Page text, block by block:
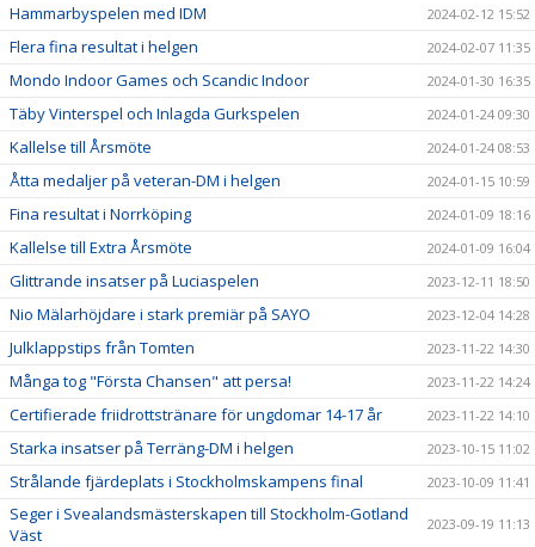
Hammarbyspelen med IDM 2024-02-12 15:52
Flera fina resultat i helgen 2024-02-07 11:35
Mondo Indoor Games och Scandic Indoor 2024-01-30 16:35
Täby Vinterspel och Inlagda Gurkspelen 2024-01-24 09:30
Kallelse till Årsmöte 2024-01-24 08:53
Åtta medaljer på veteran-DM i helgen 2024-01-15 10:59
Fina resultat i Norrköping 2024-01-09 18:16
Kallelse till Extra Årsmöte 2024-01-09 16:04
Glittrande insatser på Luciaspelen 2023-12-11 18:50
Nio Mälarhöjdare i stark premiär på SAYO 2023-12-04 14:28
Julklappstips från Tomten 2023-11-22 14:30
Många tog "Första Chansen" att persa! 2023-11-22 14:24
Certifierade friidrottstränare för ungdomar 14-17 år 2023-11-22 14:10
Starka insatser på Terräng-DM i helgen 2023-10-15 11:02
Strålande fjärdeplats i Stockholmskampens final 2023-10-09 11:41
Seger i Svealandsmästerskapen till Stockholm-Gotland
Väst
2023-09-19 11:13